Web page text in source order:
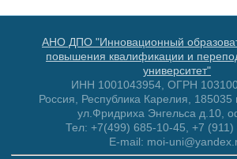
АНО ДПО "Инновационный
повышения квалификации и
университет"
ИНН 1001043954, ОГРН
Россия, Республика Карелия, 185035
ул.Фридриха Энгельса д.10,
Тел: +7(499) 685-10-45, +7
E-mail: moi-